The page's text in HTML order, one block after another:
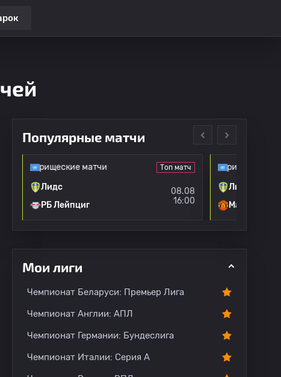
О команде
Популярные матчи
товарищеские матчи Топ матч
Лидс
РБ Лейпциг
08.08
16:00
Клубные товарищеские матчи
Лидс
Манчестер
Мои лиги
Чемпионат Беларуси: Премьер Лига
Чемпионат Англии: АПЛ
Чемпионат Германии: Бундеслига
Чемпионат Италии: Серия А